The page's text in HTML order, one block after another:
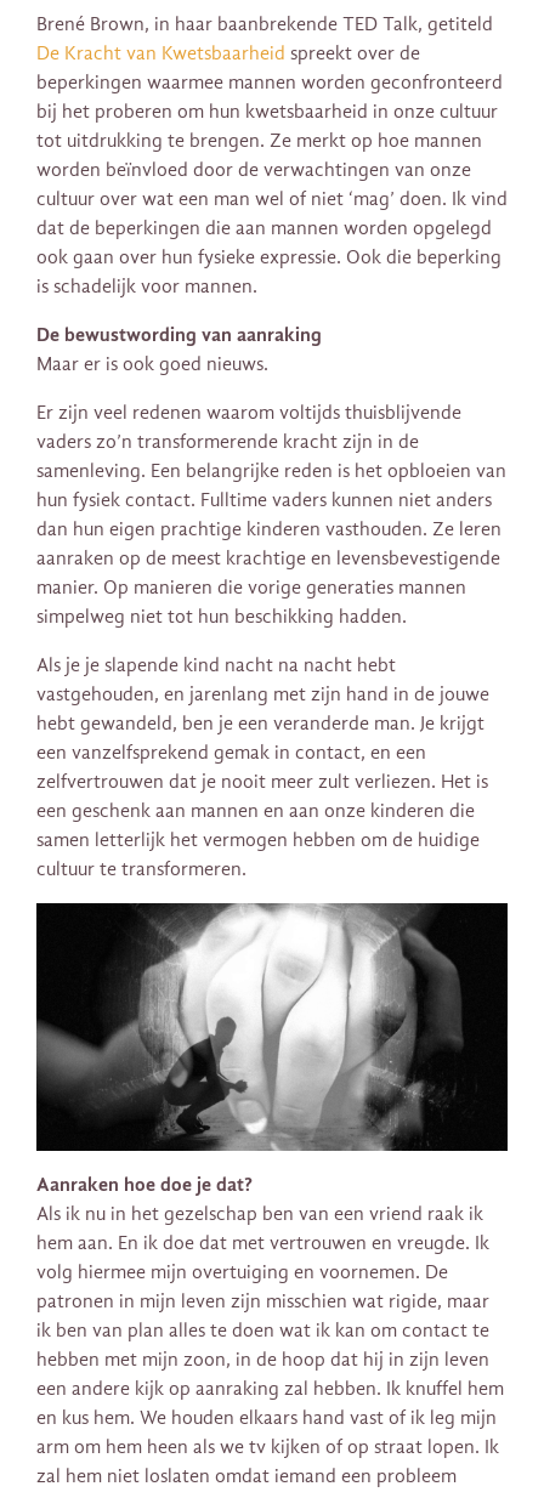
Brené Brown, in haar baanbrekende TED Talk, getiteld
De Kracht van Kwetsbaarheid spreekt over de
beperkingen waarmee mannen worden geconfronteerd
bij het proberen om hun kwetsbaarheid in onze cultuur
tot uitdrukking te brengen. Ze merkt op hoe mannen
worden beïnvloed door de verwachtingen van onze
cultuur over wat een man wel of niet ‘mag’ doen. Ik vind
dat de beperkingen die aan mannen worden opgelegd
ook gaan over hun fysieke expressie. Ook die beperking
is schadelijk voor mannen.
De bewustwording van aanraking
Maar er is ook goed nieuws.
Er zijn veel redenen waarom voltijds thuisblijvende
vaders zo’n transformerende kracht zijn in de
samenleving. Een belangrijke reden is het opbloeien van
hun fysiek contact. Fulltime vaders kunnen niet anders
dan hun eigen prachtige kinderen vasthouden. Ze leren
aanraken op de meest krachtige en levensbevestigende
manier. Op manieren die vorige generaties mannen
simpelweg niet tot hun beschikking hadden.
Als je je slapende kind nacht na nacht hebt
vastgehouden, en jarenlang met zijn hand in de jouwe
hebt gewandeld, ben je een veranderde man. Je krijgt
een vanzelfsprekend gemak in contact, en een
zelfvertrouwen dat je nooit meer zult verliezen. Het is
een geschenk aan mannen en aan onze kinderen die
samen letterlijk het vermogen hebben om de huidige
cultuur te transformeren.
Aanraken hoe doe je dat?
Als ik nu in het gezelschap ben van een vriend raak ik
hem aan. En ik doe dat met vertrouwen en vreugde. Ik
volg hiermee mijn overtuiging en voornemen. De
patronen in mijn leven zijn misschien wat rigide, maar
ik ben van plan alles te doen wat ik kan om contact te
hebben met mijn zoon, in de hoop dat hij in zijn leven
een andere kijk op aanraking zal hebben. Ik knuffel hem
en kus hem. We houden elkaars hand vast of ik leg mijn
arm om hem heen als we tv kijken of op straat lopen. Ik
zal hem niet loslaten omdat iemand een probleem